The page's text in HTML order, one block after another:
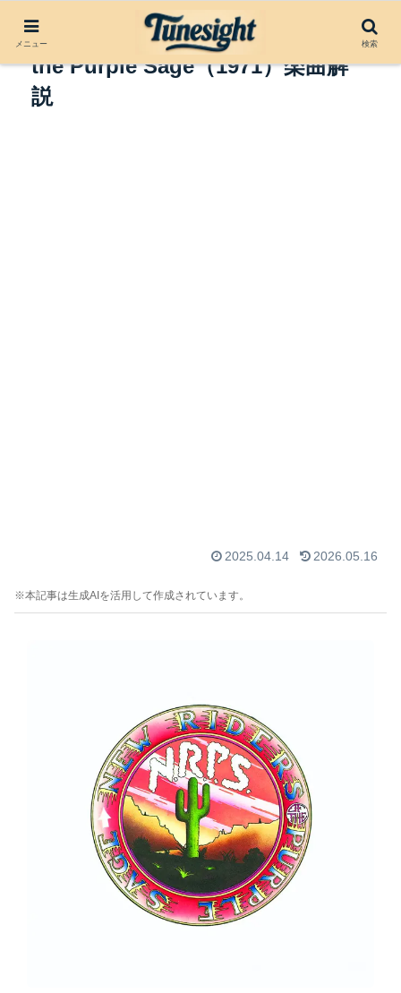
Glendale Train by New Riders of
the Purple Sage（1971）楽曲解
説
2025.04.14 2026.05.16
※本記事は生成AIを活用して作成されています。
メニュー 検索